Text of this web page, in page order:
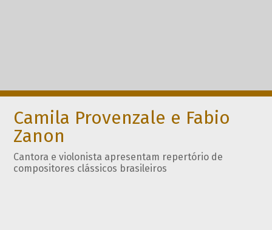
Camila Provenzale e Fabio
Zanon
Cantora e violonista apresentam repertório de
compositores clássicos brasileiros